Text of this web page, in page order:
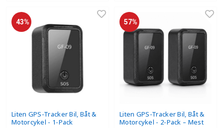
43%
Liten GPS-Tracker Bil, Båt &
Motorcykel - 1-Pack
57%
Liten GPS-Tracker Bil, Båt &
Motorcykel - 2-Pack – Mest